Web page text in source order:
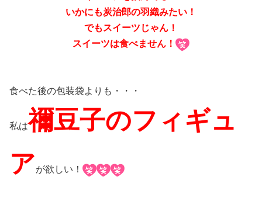
いかにも炭治郎の羽織みたい！
でもスイーツじゃん！
スイーツは食べません！
食べた後の包装袋よりも・・・
私は禰豆子のフィギュ
アが欲しい！